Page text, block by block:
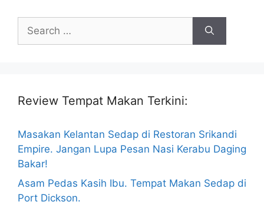
for:
Review Tempat Makan Terkini:
Masakan Kelantan Sedap di Restoran Srikandi
Empire. Jangan Lupa Pesan Nasi Kerabu Daging
Bakar!
Asam Pedas Kasih Ibu. Tempat Makan Sedap di
Port Dickson.